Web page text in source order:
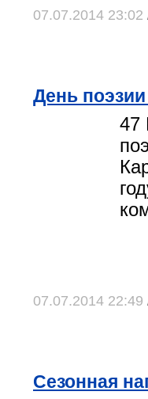
07.07.2014 23:02
День
47
07.07.2014 22:49
Сезонная